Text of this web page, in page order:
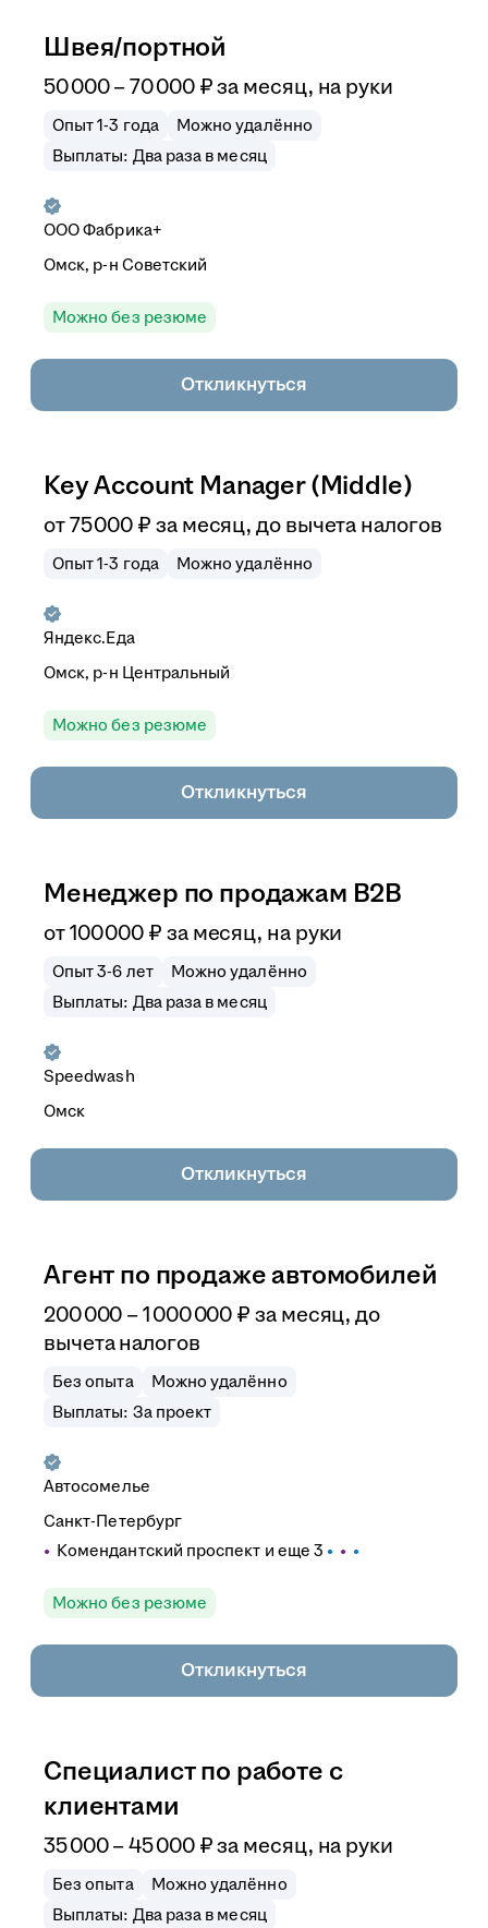
Швея/портной
50 000–70 000 ₽ за месяц, на руки
Опыт 1-3 года
Можно удалённо
Выплаты: Два раза в месяц
ОООФабрика+
Омск, р-н Советский
Можно без резюме
Откликнуться
Key Account Manager (Middle)
от75 000 ₽ за месяц,до вычета налогов
Опыт 1-3 года Можно удалённо
Яндекс.Еда
Омск, р-н Центральный
Можно без резюме
Откликнуться
Менеджер по продажам B2B
от100 000 ₽ за месяц, на руки
Опыт 3-6 лет
Можно удалённо
Выплаты: Два раза в месяц
Speedwash
Омск
Откликнуться
Агент по продаже автомобилей
200 000 –1 000 000 ₽ за месяц,до
вычета налогов
Без опыта
Можно удалённо
Выплаты: За проект
Автосомелье
Санкт-Петербург
Комендантский проспект и еще 3
Можно без резюме
Откликнуться
Специалист по работе с
клиентами
35 000–45 000 ₽ за месяц, на руки
Без опыта
Можно удалённо
Выплаты: Два раза в месяц